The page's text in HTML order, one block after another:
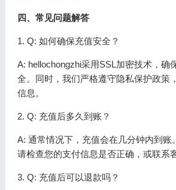
四、常见问题解答
1. Q: 如何确保充值安全？
A: hellochongzhi采用SSL加密技术，确
全。同时，我们严格遵守隐私保护政策
信息。
2. Q: 充值后多久到账？
A: 通常情况下，充值会在几分钟内到账
请检查您的支付信息是否正确，或联系
3. Q: 充值后可以退款吗？